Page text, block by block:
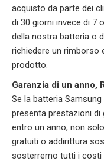
acquisto da parte dei
di 30 giorni invece di 7
della nostra batteria o
richiedere un rimborso
prodotto.
Garanzia di un anno,
Se la batteria
presenta prestazioni di
entro un anno, non
gratuiti o addirittura
sosterremo tutti i costi